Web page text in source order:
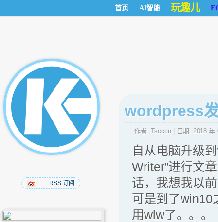
首页 AI智能 玩趣儿
RSS 订阅
wordpress
作者: Tscccn | 日期: 2018 年
自从电脑升级
Writer”进行文
话，我想我以
可是到了win10
用wlw了。。